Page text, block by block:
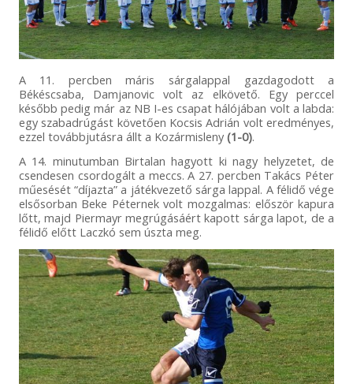
A 11. percben máris sárgalappal gazdagodott a
Békéscsaba, Damjanovic volt az elkövető. Egy perccel
később pedig már az NB I-es csapat hálójában volt a labda:
egy szabadrúgást követően Kocsis Adrián volt eredményes,
ezzel továbbjutásra állt a Kozármisleny (1-0).
A 14. minutumban Birtalan hagyott ki nagy helyzetet, de
csendesen csordogált a meccs. A 27. percben Takács Péter
műesését “díjazta” a játékvezető sárga lappal. A félidő vége
elsősorban Beke Péternek volt mozgalmas: először kapura
lőtt, majd Piermayr megrúgásáért kapott sárga lapot, de a
félidő előtt Laczkó sem úszta meg.